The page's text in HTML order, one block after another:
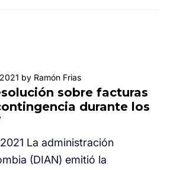
by Ramón Frias
sobre facturas
durante los
La administración
(DIAN) emitió la